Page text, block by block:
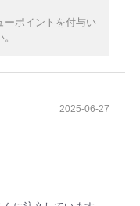
ーポイントを付与い
2025-06-27